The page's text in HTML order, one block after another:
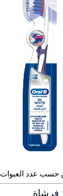
حسب عدد العبوات